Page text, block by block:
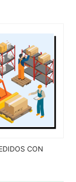
CON